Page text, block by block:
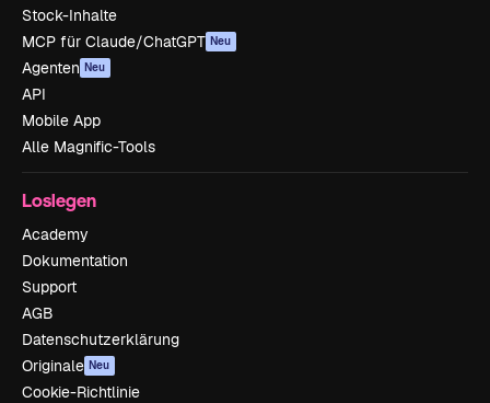
Stock-Inhalte
MCP für Claude/ChatGPT Neu
Agenten Neu
API
Mobile App
Alle Magnific-Tools
Loslegen
Academy
Dokumentation
Support
AGB
Datenschutzerklärung
Originale Neu
Cookie-Richtlinie